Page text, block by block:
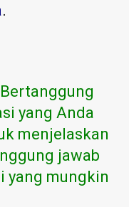
.
yang Anda
menjelaskan
jawab
yang mungkin